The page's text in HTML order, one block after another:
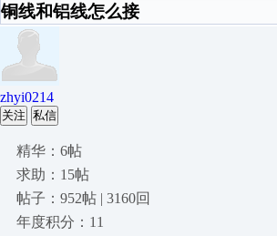
铜线和铝线怎么接
zhyi0214
关注 私信
精华：6帖
求助：15帖
帖子：952帖 | 3160回
年度积分：11